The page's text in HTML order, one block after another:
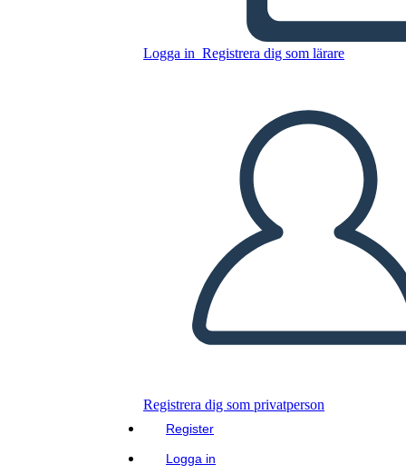
Logga in Registrera dig som lärare
Registrera dig som privatperson
Register
Logga in
5 W dell'esempio del collegio
elettorale
Kopiera denna storyboard
SKAPA EN STORYBOARD
SPELA UPP BILDSPEL
LÄS FÖR MIG